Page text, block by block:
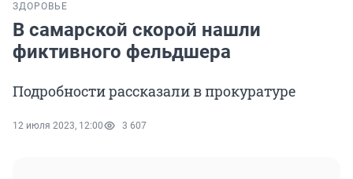
ЗДОРОВЬЕ
В самарской скорой нашли
фиктивного фельдшера
Подробности рассказали в прокуратуре
12 июля 2023, 12:00 3 607